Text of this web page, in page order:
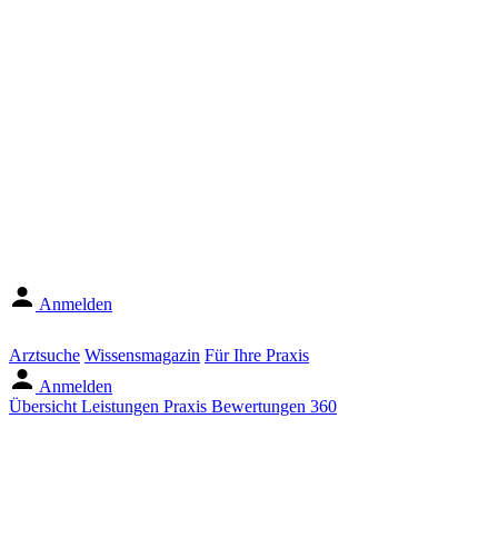
Anmelden
Arztsuche Wissensmagazin Für Ihre Praxis
Anmelden
Übersicht Leistungen Praxis Bewertungen 360